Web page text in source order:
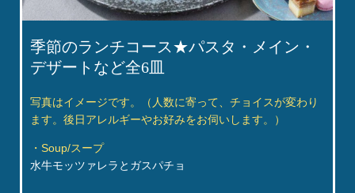
季節のランチコース★パスタ・メイン・
デザートなど全6皿
写真はイメージです。（人数に寄って、チョイスが変わり
ます。後日アレルギーやお好みをお伺いします。）
・Soup/スープ
水牛モッツァレラとガスパチョ